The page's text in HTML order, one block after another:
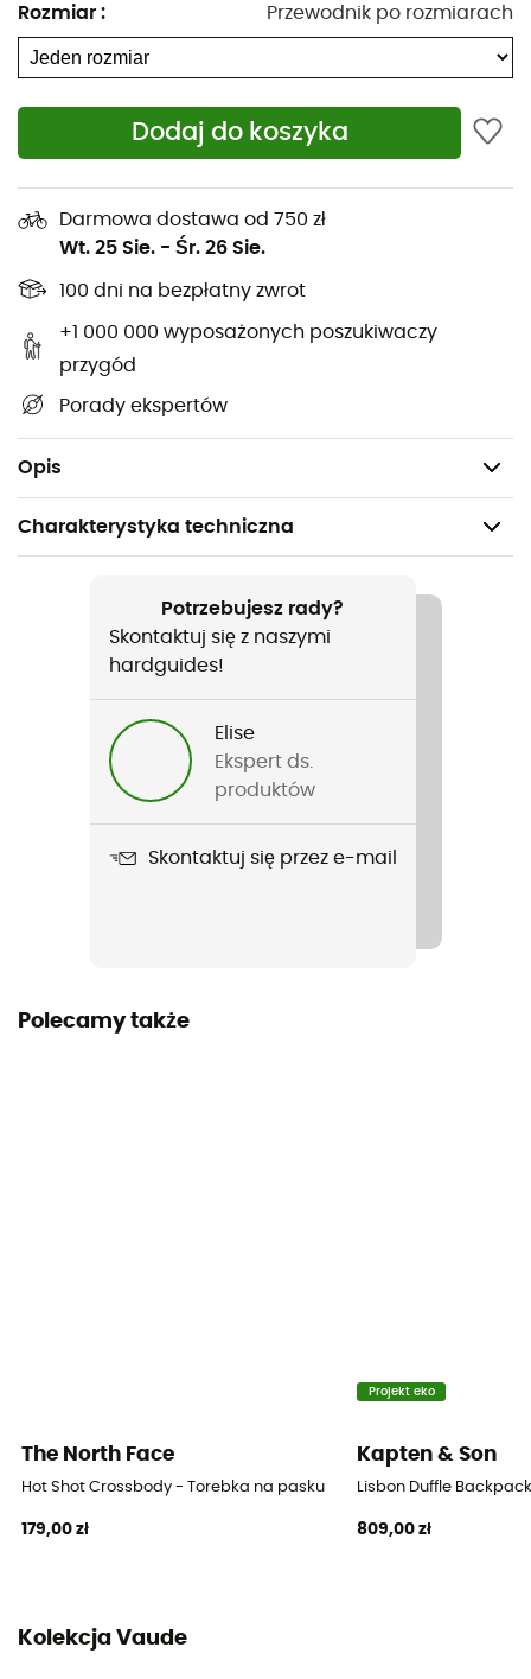
Rozmiar : Przewodnik po rozmiarach
Dodaj do koszyka
Darmowa dostawa od 750 zł
Wt. 25 Sie. - Śr. 26 Sie.
100 dni na bezpłatny zwrot
+1 000 000 wyposażonych poszukiwaczy
przygód
Porady ekspertów
Opis
pomocą sznurka i klapy. Bez wątpienia pozostaniesz
zorganizowany na co dzień, zSortYour Business.
Główna komora z możliwością powiększenia
objętości
Duża główna komora z wbudowaną przegródką na
Przegroda na laptopa 13,3"
Przylegająca kieszeń na zamek z Organizerem
Paski na ramię
Pojemność: 16 + 9 L
Materiał podszewki: 100% Poliester
Charakterystyka techniczna
Turystyka rowerowa
SortYour Business
Objętość
Potrzebujesz rady?
Skontaktuj się z naszymi
hardguides!
Elise
Ekspert ds.
produktów
Skontaktuj się przez e-mail
Polecamy także
The North Face
Hot Shot Crossbody - Torebka na pasku
179,00 zł
Projekt eko
Kapten & Son
Lisbon Duffle
809,00 zł
Kolekcja Vaude